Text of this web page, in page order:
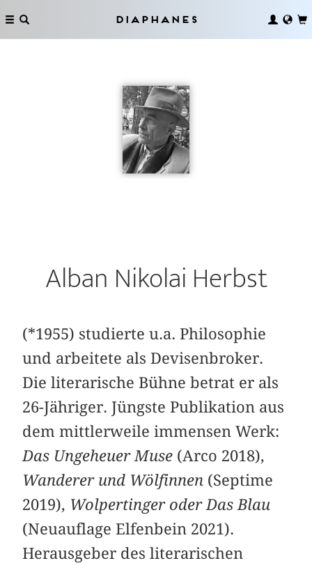
Diaphanes
Alban Nikolai Herbst
(*1955) studierte u.a. Philosophie
und arbeitete als Devisenbroker.
Die literarische Bühne betrat er als
26-Jähriger. Jüngste Publikation aus
dem mittlerweile immensen Werk:
Das Ungeheuer Muse (Arco 2018),
Wanderer und Wölfinnen (Septime
2019), Wolpertinger oder Das Blau
(Neuauflage Elfenbein 2021).
Herausgeber des literarischen